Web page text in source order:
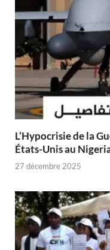
L’Hypocrisie de la
États-Unis au
27 décembre 2025